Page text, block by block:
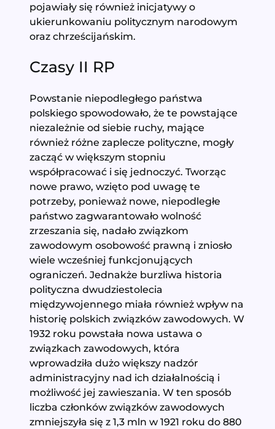
pojawiały się również inicjatywy o
ukierunkowaniu politycznym narodowym
oraz chrześcijańskim.
Czasy II RP
Powstanie niepodległego państwa
polskiego spowodowało, że te powstające
niezależnie od siebie ruchy, mające
również różne zaplecze polityczne, mogły
zacząć w większym stopniu
współpracować i się jednoczyć. Tworząc
nowe prawo, wzięto pod uwagę te
potrzeby, ponieważ nowe, niepodległe
państwo zagwarantowało wolność
zrzeszania się, nadało związkom
zawodowym osobowość prawną i zniosło
wiele wcześniej funkcjonujących
ograniczeń. Jednakże burzliwa historia
polityczna dwudziestolecia
międzywojennego miała również wpływ na
historię polskich związków zawodowych. W
1932 roku powstała nowa ustawa o
związkach zawodowych, która
wprowadziła dużo większy nadzór
administracyjny nad ich działalnością i
możliwość jej zawieszania. W ten sposób
liczba członków związków zawodowych
zmniejszyła się z 1,3 mln w 1921 roku do 880